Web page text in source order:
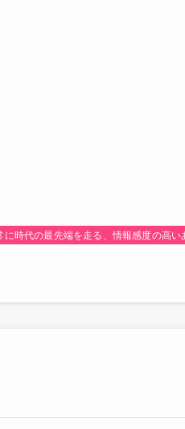
時代の最先端を走る、情報感度の高